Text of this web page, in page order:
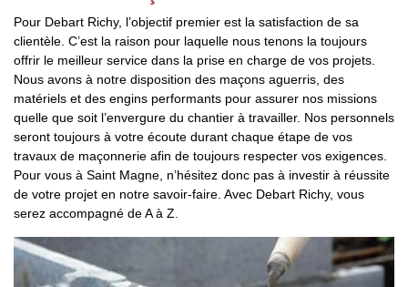
Pour Debart Richy, l’objectif premier est la satisfaction de sa
clientèle. C’est la raison pour laquelle nous tenons la toujours
offrir le meilleur service dans la prise en charge de vos projets.
Nous avons à notre disposition des maçons aguerris, des
matériels et des engins performants pour assurer nos missions
quelle que soit l’envergure du chantier à travailler. Nos personnels
seront toujours à votre écoute durant chaque étape de vos
travaux de maçonnerie afin de toujours respecter vos exigences.
Pour vous à Saint Magne, n’hésitez donc pas à investir à réussite
de votre projet en notre savoir-faire. Avec Debart Richy, vous
serez accompagné de A à Z.